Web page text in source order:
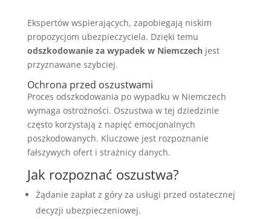
Ekspertów wspierających, zapobiegają niskim
propozycjom ubezpieczyciela. Dzięki temu
odszkodowanie za wypadek w Niemczechjest
przyznawane szybciej.
Ochrona przed oszustwami
Proces odszkodowania po wypadku w Niemczech
wymaga ostrożności. Oszustwa w tej dziedzinie
często korzystają z napięć emocjonalnych
poszkodowanych. Kluczowe jest rozpoznanie
fałszywych ofert i strażnicy danych.
Jak rozpoznać oszustwa?
Żądanie zapłat z góry za usługi przed ostatecznej
decyzji ubezpieczeniowej.